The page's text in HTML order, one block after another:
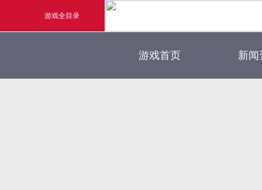
游戏全目录
玄幻游戏
玄天之剑
游戏首页 新闻
新闻